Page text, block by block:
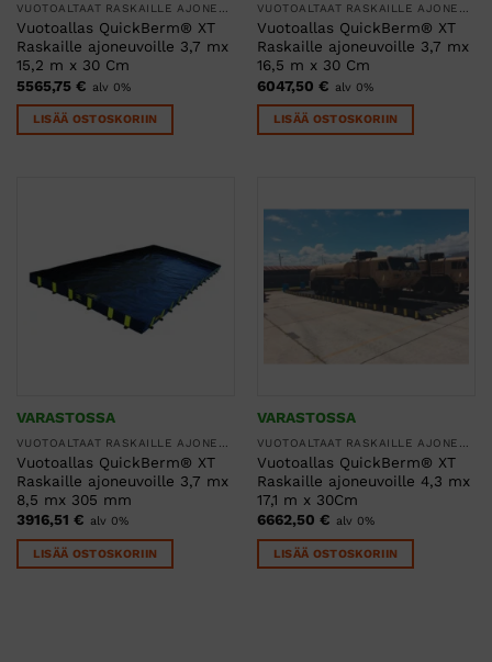
VUOTOALTAAT RASKAILLE AJONEUVOILLE JA TAVAROILLE
Vuotoallas QuickBerm® XT
Raskaille ajoneuvoille 3,7 mx
15,2 m x 30 Cm
5565,75 € alv 0%
LISÄÄ OSTOSKORIIN
VUOTOALTAAT RASKAILLE AJONEUVOILLE JA TAVAROILLE
Vuotoallas QuickBerm® XT
Raskaille ajoneuvoille 3,7 mx
16,5 m x 30 Cm
6047,50 € alv 0%
LISÄÄ OSTOSKORIIN
VARASTOSSA
Vuotoallas QuickBerm® XT
Raskaille ajoneuvoille 3,7 mx
8,5 mx 305 mm
3916,51 € alv 0%
LISÄÄ OSTOSKORIIN
VARASTOSSA
Vuotoallas QuickBerm® XT
Raskaille ajoneuvoille 4,3 mx
17,1 m x 30Cm
6662,50 € alv 0%
LISÄÄ OSTOSKORIIN